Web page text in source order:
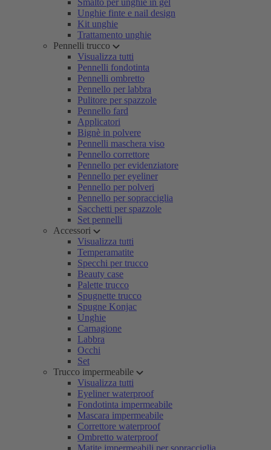
Smalto per unghie in gel
Unghie finte e nail design
Kit unghie
Trattamento unghie
Pennelli trucco
Visualizza tutti
Pennelli fondotinta
Pennelli ombretto
Pennello per labbra
Pulitore per spazzole
Pennello fard
Applicatori
Bignè in polvere
Pennelli maschera viso
Pennello correttore
Pennello per evidenziatore
Pennello per eyeliner
Pennello per polveri
Pennello per sopracciglia
Sacchetti per spazzole
Set pennelli
Accessori
Visualizza tutti
Temperamatite
Specchi per trucco
Beauty case
Palette trucco
Spugnette trucco
Spugne Konjac
Unghie
Carnagione
Labbra
Occhi
Set
Trucco impermeabile
Visualizza tutti
Eyeliner waterproof
Fondotinta impermeabile
Mascara impermeabile
Correttore waterproof
Ombretto waterproof
Matite impermeabili per sopracciglia